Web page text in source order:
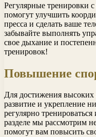
Регулярные тренировки
помогут улучшить
пресса и сделать ваше
забывайте выполнять
свое дыхание и
тренировок!
Повышение
Для достижения высоких
развитие и укрепление
регулярно
разделе мы рассмотрим
помогут вам повысить